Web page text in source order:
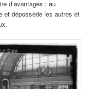
d’avantages ; au
et dépossède les autres et